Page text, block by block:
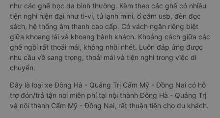
như các ghế bọc da bình thường. Kèm theo các ghế có nhiều
tiện nghi hiện đại như ti-vi, tủ lạnh mini, ổ cắm usb, đèn đọc
sách, hệ thống âm thanh cao cấp. Có vách ngăn riêng biệt
giữa khoang lái và khoang hành khách. Khoảng cách giữa các
ghế ngồi rất thoải mái, không nhồi nhét. Luôn đáp ứng được
nhu cầu về sang trọng, thoải mái và tiện nghi trong việc di
chuyển.
Đây là loại xe Đông Hà - Quảng Trị Cẩm Mỹ - Đồng Nai có hỗ
trợ đón/trả tận nơi miễn phí tại nội thành Đông Hà - Quảng Trị
và nội thành Cẩm Mỹ - Đồng Nai, rất thuận tiện cho du khách.